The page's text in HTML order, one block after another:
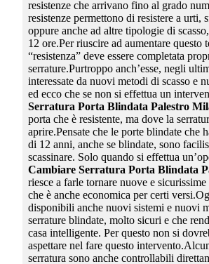
resistenze che arrivano fino al grado
resistenze permettono di resistere a urti,
oppure anche ad altre tipologie di
12 ore.Per riuscire ad aumentare questo
“resistenza” deve essere completata
serrature.Purtroppo anch’esse, negli
interessate da nuovi metodi di scasso e
ed ecco che se non si effettua un
Serratura Porta Blindata Palestro
porta che è resistente, ma dove la
aprire.Pensate che le porte blindate che
di 12 anni, anche se blindate, sono
scassinare. Solo quando si effettua
Cambiare Serratura Porta Blindata
riesce a farle tornare nuove e sicurissime
che è anche economica per certi
disponibili anche nuovi sistemi e nuovi
serrature blindate, molto sicuri e che
casa intelligente. Per questo non si
aspettare nel fare questo
serratura sono anche controllabili